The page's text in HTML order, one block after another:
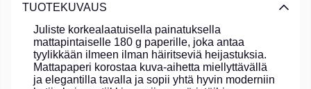
TUOTEKUVAUS
Juliste korkealaatuisella painatuksella
mattapintaiselle 180 g paperille, joka antaa
tyylikkään ilmeen ilman häiritseviä heijastuksia.
Mattapaperi korostaa kuva-aihetta miellyttävällä
ja elegantilla tavalla ja sopii yhtä hyvin moderniin